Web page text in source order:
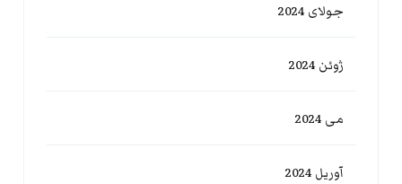
جولای 2024
ژوئن 2024
می 2024
آوریل 2024